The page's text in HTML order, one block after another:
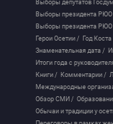
Выборы депутатов
Выборы президента РЮО
Выборы президента РЮО
Герои Осетии / Год
Знаменательная дата /
Итоги года с
Книги / Комментарии /
Международные
Обзор СМИ /
Обычаи и традиции у